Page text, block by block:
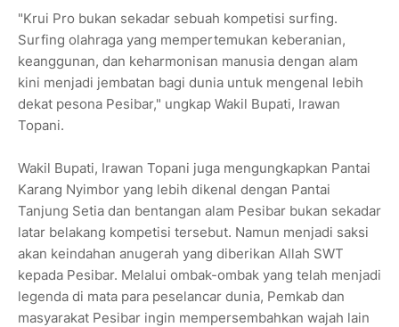
"Krui Pro bukan sekadar sebuah kompetisi surfing.
Surfing olahraga yang mempertemukan keberanian,
keanggunan, dan keharmonisan manusia dengan alam
kini menjadi jembatan bagi dunia untuk mengenal lebih
dekat pesona Pesibar," ungkap Wakil Bupati, Irawan
Topani.
Wakil Bupati, Irawan Topani juga mengungkapkan Pantai
Karang Nyimbor yang lebih dikenal dengan Pantai
Tanjung Setia dan bentangan alam Pesibar bukan sekadar
latar belakang kompetisi tersebut. Namun menjadi saksi
akan keindahan anugerah yang diberikan Allah SWT
kepada Pesibar. Melalui ombak-ombak yang telah menjadi
legenda di mata para peselancar dunia, Pemkab dan
masyarakat Pesibar ingin mempersembahkan wajah lain